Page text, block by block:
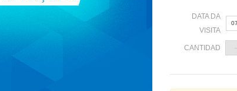
DATA DA
VISITA
CANTIDAD